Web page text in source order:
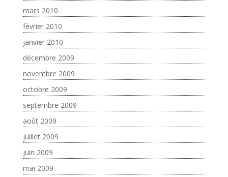
mars 2010
février 2010
janvier 2010
décembre 2009
novembre 2009
octobre 2009
septembre 2009
août 2009
juillet 2009
juin 2009
mai 2009